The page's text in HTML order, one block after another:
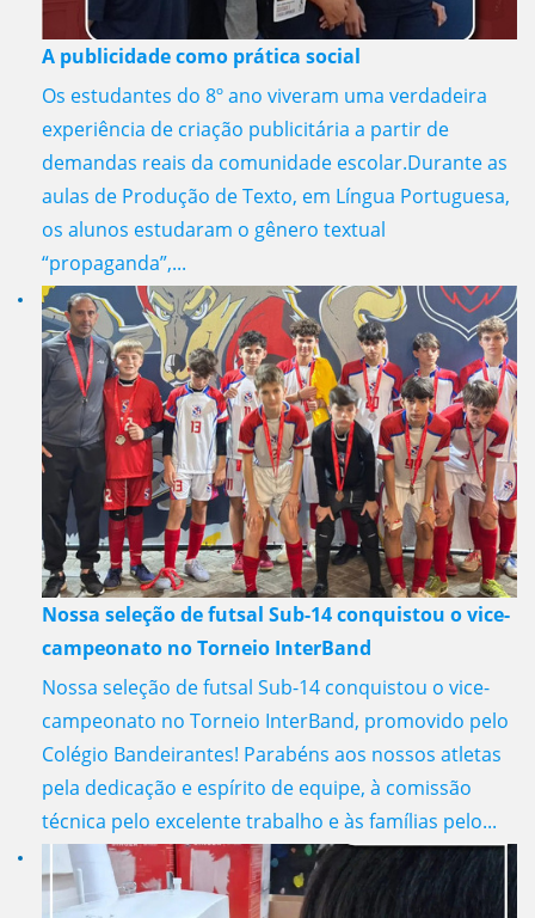
A publicidade como prática social
Os estudantes do 8º ano viveram uma verdadeira
experiência de criação publicitária a partir de
demandas reais da comunidade escolar.Durante as
aulas de Produção de Texto, em Língua Portuguesa,
os alunos estudaram o gênero textual
“propaganda”,...
Nossa seleção de futsal Sub-14 conquistou o vice-
campeonato no Torneio InterBand
Nossa seleção de futsal Sub-14 conquistou o vice-
campeonato no Torneio InterBand, promovido pelo
Colégio Bandeirantes! Parabéns aos nossos atletas
pela dedicação e espírito de equipe, à comissão
técnica pelo excelente trabalho e às famílias pelo...